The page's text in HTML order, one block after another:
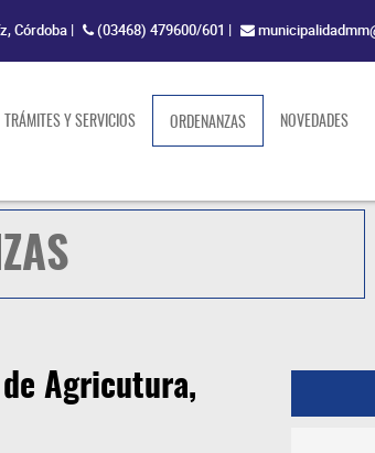
Córdoba | (03468) 479600/601 |
TRÁMITES Y SERVICIOS ORDENANZAS(current)NOVEDADES
Agricutura,